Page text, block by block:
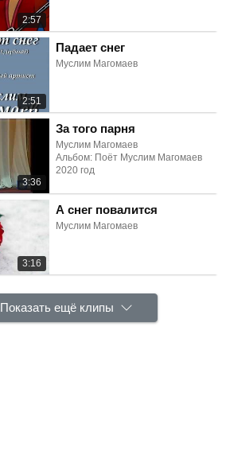
2:57
2:51
Падает снег
Муслим Магомаев
3:36
За того парня
Муслим Магомаев
Альбом: Поёт Муслим Магомаев
2020 год
3:16
А снег повалится
Муслим Магомаев
Показать ещё клипы